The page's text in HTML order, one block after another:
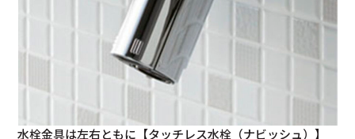
水栓金具は左右ともに【タッチレス水栓（ナビッシュ）】